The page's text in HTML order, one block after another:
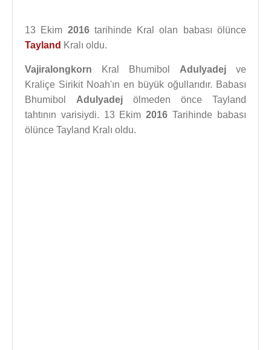
13 Ekim 2016tarihinde Kral olan babası ölünce
Tayland Kralı oldu.
Vajiralongkorn Kral Bhumibol Adulyadej ve
Kraliçe Sirikit Noah'ın en büyük oğullarıdır. Babası
Bhumibol Adulyadej ölmeden önce Tayland
tahtının varisiydi. 13 Ekim2016 Tarihinde babası
ölünce Tayland Kralı oldu.